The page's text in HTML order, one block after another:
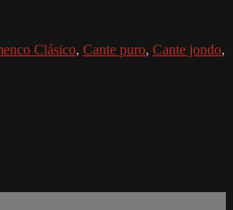
Clásico, Cante puro, Cante jondo,